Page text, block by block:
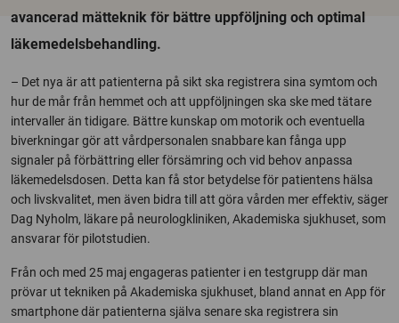
avancerad mätteknik för bättre uppföljning och optimal
läkemedelsbehandling.
– Det nya är att patienterna på sikt ska registrera sina symtom och
hur de mår från hemmet och att uppföljningen ska ske med tätare
intervaller än tidigare. Bättre kunskap om motorik och eventuella
biverkningar gör att vårdpersonalen snabbare kan fånga upp
signaler på förbättring eller försämring och vid behov anpassa
läkemedelsdosen. Detta kan få stor betydelse för patientens hälsa
och livskvalitet, men även bidra till att göra vården mer effektiv, säger
Dag Nyholm, läkare på neurologkliniken, Akademiska sjukhuset, som
ansvarar för pilotstudien.
Från och med 25 maj engageras patienter i en testgrupp där man
prövar ut tekniken på Akademiska sjukhuset, bland annat en App för
smartphone där patienterna själva senare ska registrera sin